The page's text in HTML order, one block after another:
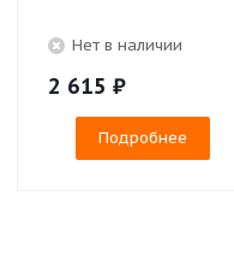
Нет в наличии
2 615 ₽
Подробнее